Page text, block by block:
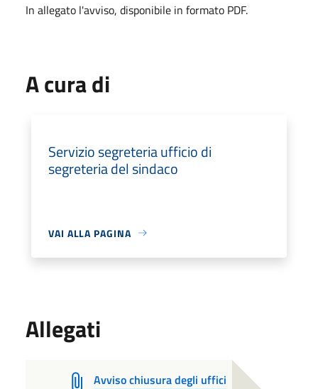
In allegato l'avviso, disponibile in formato PDF.
A cura di
Servizio segreteria ufficio di
segreteria del sindaco
VAI ALLA PAGINA
Allegati
Avviso chiusura degli uffici